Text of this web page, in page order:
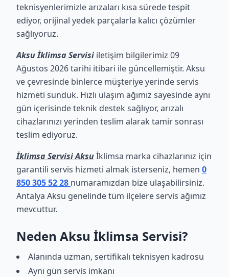
teknisyenlerimizle arızaları kısa sürede tespit
ediyor, orijinal yedek parçalarla kalıcı çözümler
sağlıyoruz.
Aksu İklimsa Servisi iletişim bilgilerimiz 09
Ağustos 2026 tarihi itibari ile güncellemiştir. Aksu
ve çevresinde binlerce müşteriye yerinde servis
hizmeti sunduk. Hızlı ulaşım ağımız sayesinde aynı
gün içerisinde teknik destek sağlıyor, arızalı
cihazlarınızı yerinden teslim alarak tamir sonrası
teslim ediyoruz.
İklimsa Servisi Aksuİklimsa marka cihazlarınız için
garantili servis hizmeti almak isterseniz, hemen 0
850 305 52 28 numaramızdan bize ulaşabilirsiniz.
Antalya Aksu genelinde tüm ilçelere servis ağımız
mevcuttur.
Neden Aksu İklimsa Servisi?
Alanında uzman, sertifikalı teknisyen kadrosu
Aynı gün servis imkanı